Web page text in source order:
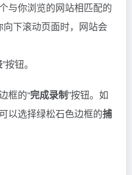
与你浏览的网站相匹配的
下滚动页面时，网站会
”按钮。
框的“完成录制”按钮。如
以选择绿松石色边框的捕